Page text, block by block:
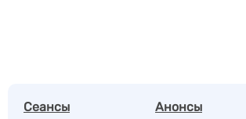
Сеансы Анонсы